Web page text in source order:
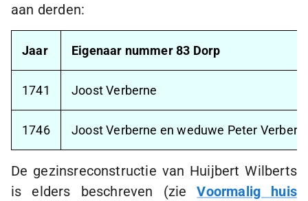
aan derden:
Jaar Eigenaar nummer 83 Dorp
1741 Joost Verberne
1746 Joost Verberne en weduwe Peter
De gezinsreconstructie van Huijbert Wilberts
is elders beschreven (zieVoormalig huis